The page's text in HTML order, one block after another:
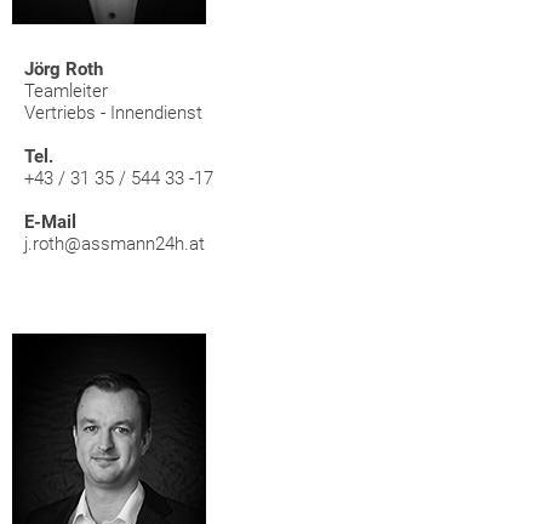
Jörg Roth
Teamleiter
Vertriebs - Innendienst
Tel.
+43 / 31 35 / 544 33 -17
E-Mail
j.roth@assmann24h.at